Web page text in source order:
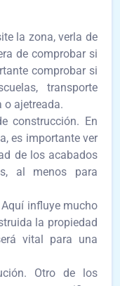
la zona, verla de
de comprobar si
comprobar si
transporte
o ajetreada.
construcción. En
es importante ver
de los acabados
al menos para
influye mucho
la propiedad
vital para una
Otro de los